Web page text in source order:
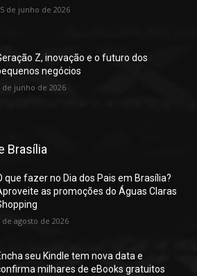
de junho de 2026
Z, inovação e o futuro dos
negócios
de junho de 2026
Brasília
que fazer no Dia dos Pais em Brasília?
as promoções do Águas Claras
de agosto de 2026
seu Kindle tem nova data e
milhares de eBooks gratuitos